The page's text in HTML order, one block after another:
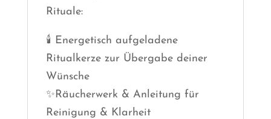
Rituale:
🕯 Energetisch aufgeladene
Ritualkerze zur Übergabe deiner
Wünsche
✨Räucherwerk & Anleitung für
Reinigung & Klarheit